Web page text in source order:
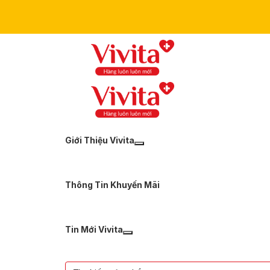
Giới Thiệu Vivita
Thông Tin Khuyến Mãi
Tin Mới Vivita